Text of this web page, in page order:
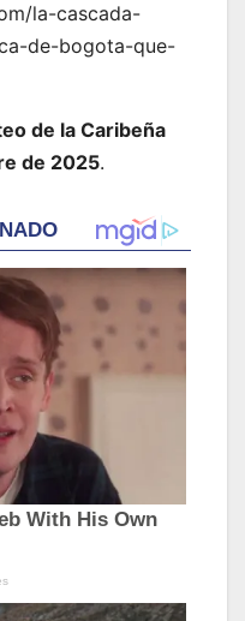
la-cascada-
de-bogota-que-
de la Caribeña
de 2025.